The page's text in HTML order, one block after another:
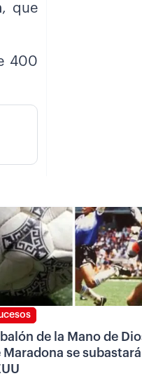
, que
400
balón de la Mano de
Maradona se